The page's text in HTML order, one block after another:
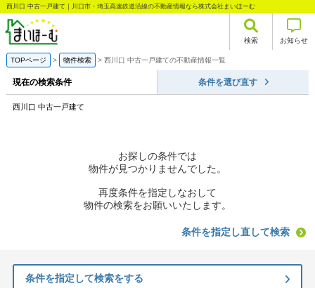
西川口 中古一戸建て｜川口市・埼玉高速鉄道沿線の不動産情報なら株式会社まいほーむ
検索 お知らせ
TOPページ 物件検索 西川口 中古一戸建ての不動産情報一覧
現在の検索条件 条件を選び直す
西川口 中古一戸建て
お探しの条件では
物件が見つかりませんでした。
再度条件を指定しなおして
物件の検索をお願いいたします。
条件を指定し直して検索
条件を指定して検索をする